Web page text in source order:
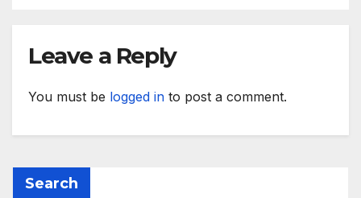
социални проекти
Leave a Reply
You must be logged in to post a comment.
Search